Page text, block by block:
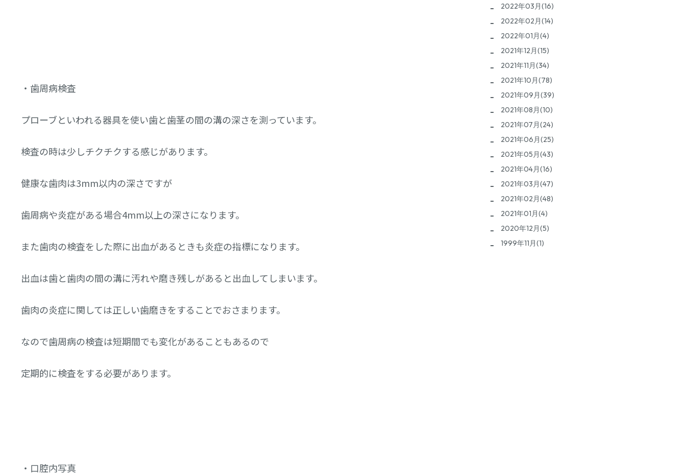
・歯周病検査
プローブといわれる器具を使い歯と歯茎の間の溝の深さを測っています。
検査の時は少しチクチクする感じがあります。
健康な歯肉は3mm以内の深さですが
歯周病や炎症がある場合4mm以上の深さになります。
また歯肉の検査をした際に出血があるときも炎症の指標になります。
出血は歯と歯肉の間の溝に汚れや磨き残しがあると出血してしまいます。
歯肉の炎症に関しては正しい歯磨きをすることでおさまります。
なので歯周病の検査は短期間でも変化があることもあるので
定期的に検査をする必要があります。
・口腔内写真
2022年03月(16)
2022年02月(14)
2022年01月(4)
2021年12月(15)
2021年11月(34)
2021年10月(78)
2021年09月(39)
2021年08月(10)
2021年07月(24)
2021年06月(25)
2021年05月(43)
2021年04月(16)
2021年03月(47)
2021年02月(48)
2021年01月(4)
2020年12月(5)
1999年11月(1)